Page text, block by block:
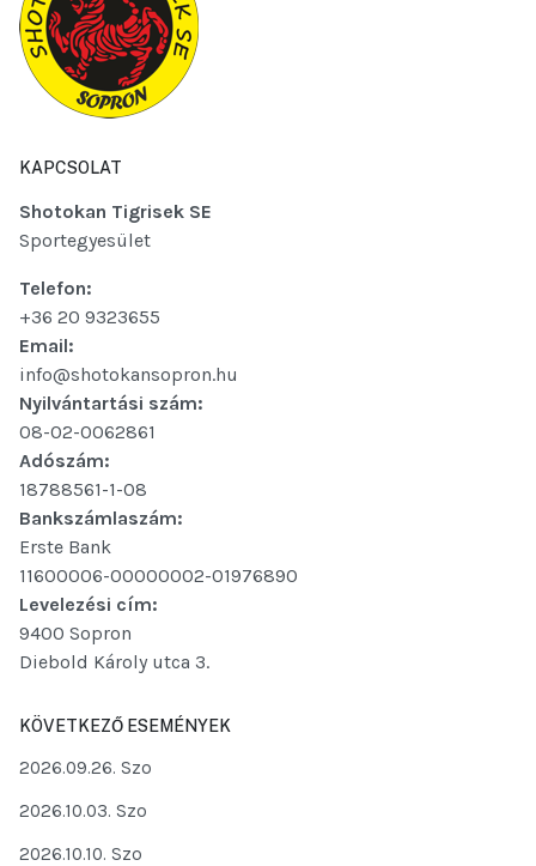
KAPCSOLAT
Shotokan Tigrisek SE
Sportegyesület
Telefon:
+36 20 9323655
Email:
info@shotokansopron.hu
Nyilvántartási szám:
08-02-0062861
Adószám:
18788561-1-08
Bankszámlaszám:
Erste Bank
11600006-00000002-01976890
Levelezési cím:
9400 Sopron
Diebold Károly utca 3.
KÖVETKEZŐ ESEMÉNYEK
2026.09.26. Szo
2026.10.03. Szo
2026.10.10. Szo